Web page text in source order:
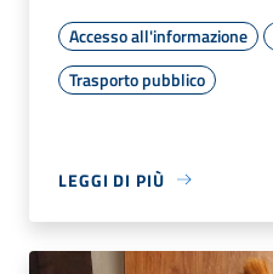
Accesso all'informazione
Trasporto pubblico
LEGGI DI PIÙ